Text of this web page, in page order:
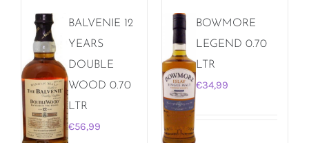
BALVENIE 12
YEARS
DOUBLE
WOOD 0.70
LTR
€56,99
BOWMORE
LEGEND 0.70
LTR
€34,99